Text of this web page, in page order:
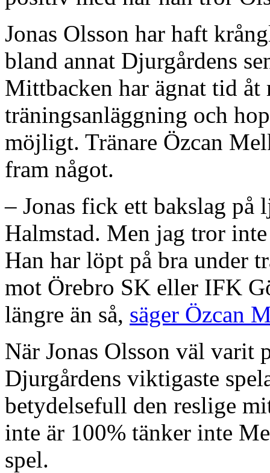
Jonas Olsson har haft
bland annat Djurgårdens
Mittbacken har ägnat tid
träningsanläggning och
möjligt. Tränare Özcan
fram något.
– Jonas fick ett bakslag på
Halmstad. Men jag tror
Han har löpt på bra under
mot Örebro SK eller IFK
längre än så, säger Özcan
När Jonas Olsson väl varit
Djurgårdens viktigaste
betydelsefull den reslige
inte är 100% tänker inte
spel.